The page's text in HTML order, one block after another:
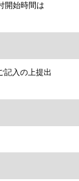
開始時間は
記入の上提出